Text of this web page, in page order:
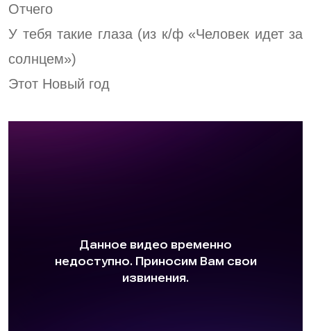
Отчего
У тебя такие глаза (из к/ф «Человек идет за
солнцем»)
Этот Новый год